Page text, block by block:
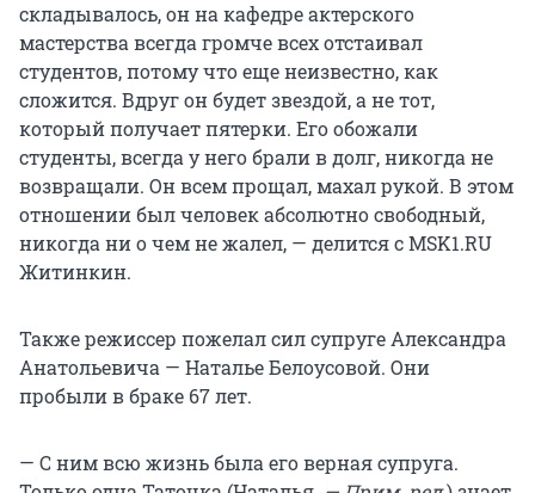
складывалось, он на кафедре актерского
мастерства всегда громче всех отстаивал
студентов, потому что еще неизвестно, как
сложится. Вдруг он будет звездой, а не тот,
который получает пятерки. Его обожали
студенты, всегда у него брали в долг, никогда не
возвращали. Он всем прощал, махал рукой. В этом
отношении был человек абсолютно свободный,
никогда ни о чем не жалел, — делится с MSK1.RU
Житинкин.
Также режиссер пожелал сил супруге Александра
Анатольевича — Наталье Белоусовой. Они
пробыли в браке 67 лет.
— С ним всю жизнь была его верная супруга.